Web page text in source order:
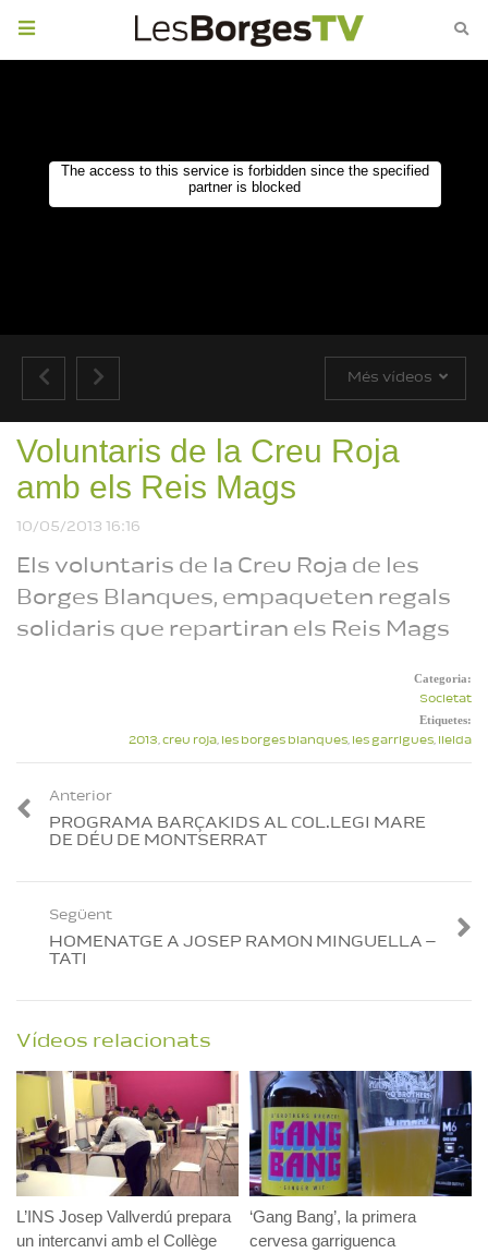
Toggle
Més vídeos
Reproduint
Especial 8M | Veus que
Voluntaris de la Creu Roja
amb els Reis Mags
10/05/2013 16:16
Els voluntaris de la Creu Roja de les
Borges Blanques, empaqueten regals
solidaris que repartiran els Reis Mags
Categoria:
Societat
Etiquetes:
2013,creu roja, les borges blanques, les garrigues, lleida
Anterior
PROGRAMA BARÇAKIDS AL COL.LEGI MARE
DE DÉU DE MONTSERRAT
Següent
HOMENATGE A JOSEP RAMON MINGUELLA –
TATI
Vídeos relacionats
L’INS Josep Vallverdú prepara
un intercanvi amb el Collège
‘Gang Bang’, la primera
cervesa garriguenca